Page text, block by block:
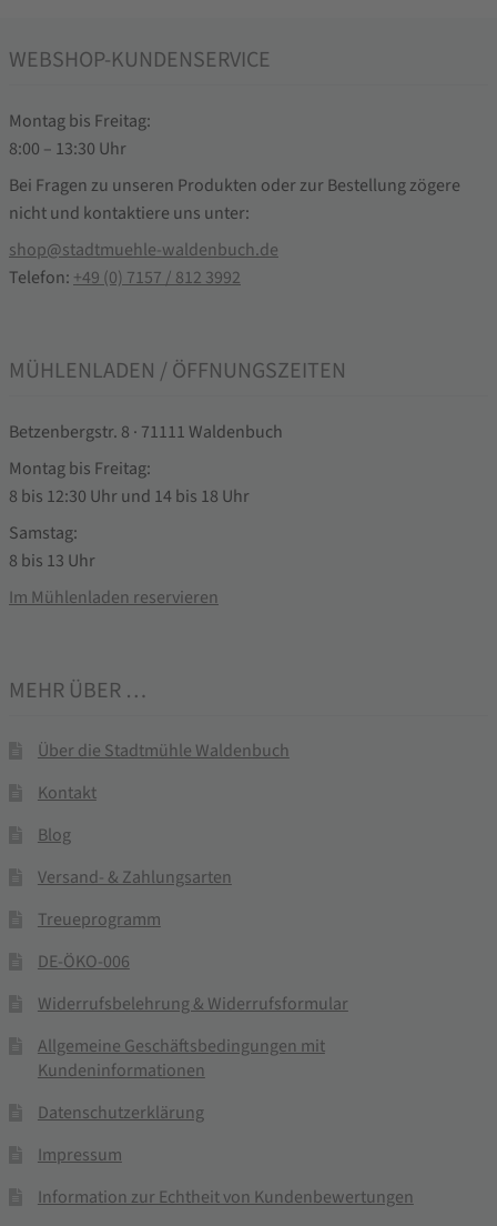
WEBSHOP-KUNDENSERVICE
Montag bis Freitag:
8:00 – 13:30 Uhr
Bei Fragen zu unseren Produkten oder zur Bestellung zögere
nicht und kontaktiere uns unter:
shop@stadtmuehle-waldenbuch.de
Telefon: +49 (0) 7157 / 812 3992
MÜHLENLADEN / ÖFFNUNGSZEITEN
Betzenbergstr. 8 · 71111 Waldenbuch
Montag bis Freitag:
8 bis 12:30 Uhr und 14 bis 18 Uhr
Samstag:
8 bis 13 Uhr
Im Mühlenladen reservieren
MEHR ÜBER …
Über die Stadtmühle Waldenbuch
Kontakt
Blog
Versand- & Zahlungsarten
Treueprogramm
DE-ÖKO-006
Widerrufsbelehrung & Widerrufsformular
Allgemeine Geschäftsbedingungen mit
Kundeninformationen
Datenschutzerklärung
Impressum
Information zur Echtheit von Kundenbewertungen